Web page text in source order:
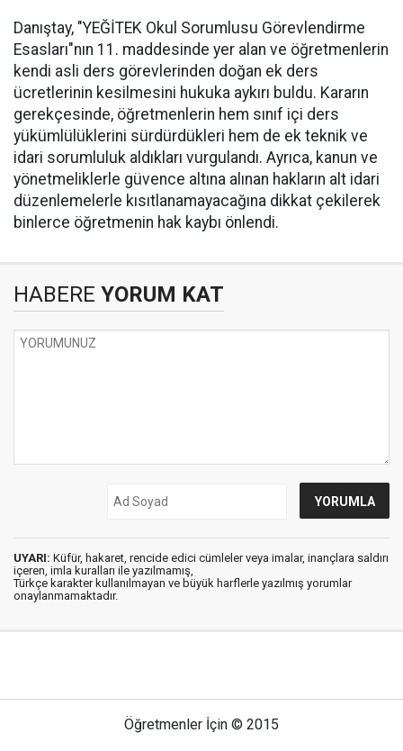
Danıştay, "YEĞİTEK Okul Sorumlusu Görevlendirme
Esasları"nın 11. maddesinde yer alan ve öğretmenlerin
kendi asli ders görevlerinden doğan ek ders
ücretlerinin kesilmesini hukuka aykırı buldu. Kararın
gerekçesinde, öğretmenlerin hem sınıf içi ders
yükümlülüklerini sürdürdükleri hem de ek teknik ve
idari sorumluluk aldıkları vurgulandı. Ayrıca, kanun ve
yönetmeliklerle güvence altına alınan hakların alt idari
düzenlemelerle kısıtlanamayacağına dikkat çekilerek
binlerce öğretmenin hak kaybı önlendi.
HABERE YORUM KAT
UYARI: Küfür, hakaret, rencide edici cümleler veya imalar, inançlara saldırı
içeren, imla kuralları ile yazılmamış,
Türkçe karakter kullanılmayan ve büyük harflerle yazılmış yorumlar
onaylanmamaktadır.
Öğretmenler İçin © 2015